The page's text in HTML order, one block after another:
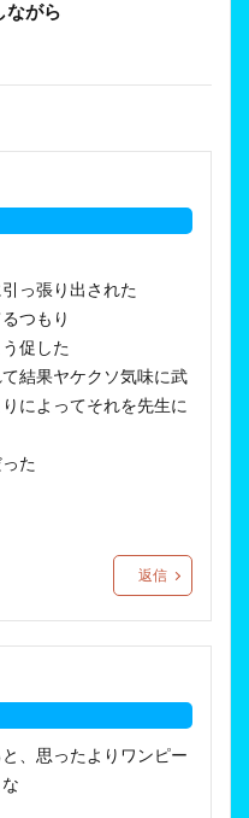
ながら
っ張り出された
つもり
促した
結果ヤケクソ気味に武
によってそれを先生に
た
返信
、思ったよりワンピー